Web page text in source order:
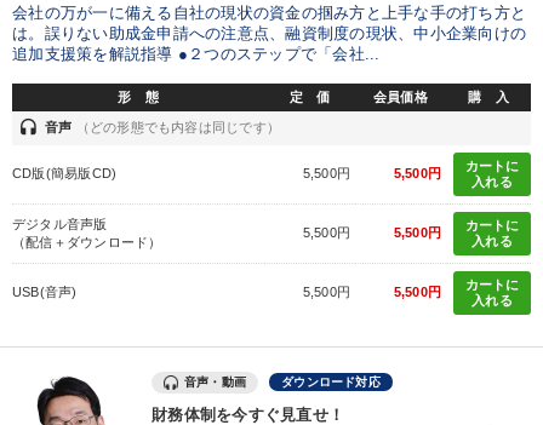
会社の万が一に備える自社の現状の資金の掴み方と上手な手の打ち方と
は。誤りない助成金申請への注意点、融資制度の現状、中小企業向けの
追加支援策を解説指導 ●２つのステップで「会社...
形 態 定 価 会員価格 購 入
headset 音声 （どの形態でも内容は同じです）
CD版(簡易版CD) 5,500円 5,500円
カートに
入れる
デジタル音声版
（配信＋ダウンロード）
5,500円 5,500円
カートに
入れる
USB(音声) 5,500円 5,500円
カートに
入れる
音声・動画 ダウンロード対応
財務体制を今すぐ見直せ！